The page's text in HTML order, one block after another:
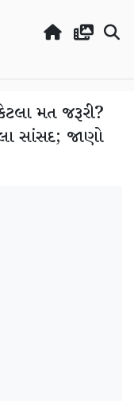
મત જરૂરી?
સાંસદ; જાણો